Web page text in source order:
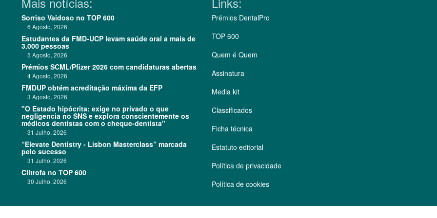
Sorriso Vaidoso no TOP 600
6 Agosto, 2026
Estudantes da FMD-UCP levam saúde oral a mais de
3.000 pessoas
5 Agosto, 2026
Prémios SCML/Pfizer 2026 com candidaturas abertas
4 Agosto, 2026
FMDUP obtém acreditação máxima da EFP
3 Agosto, 2026
"O Estado hipócrita: exige no privado o que
negligencia no SNS e explora conscientemente os
médicos dentistas com o cheque-dentista"
31 Julho, 2026
“Elevate Dentistry - Lisbon Masterclass” marcada
pelo sucesso
31 Julho, 2026
Clitrofa no TOP 600
30 Julho, 2026
Prémios DentalPro
TOP 600
Quem é Quem
Assinatura
Media kit
Classificados
Ficha técnica
Estatuto editorial
Política de privacidade
Política de cookies